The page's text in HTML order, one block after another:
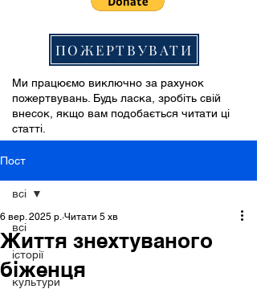
ПОЖЕРТВУВАТИ
Ми працюємо виключно за рахунок
пожертвувань. Будь ласка, зробіть свій
внесок, якщо вам подобається читати ці
статті.
Пост
всі
історії
культури
всі
Життя знехтуваного
біженця
6 вер. 2025 р. Читати 5 хв